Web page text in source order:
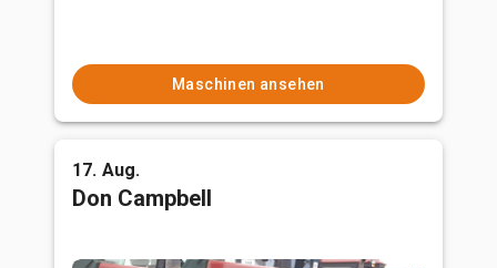
Maschinen ansehen
17. Aug.
Don Campbell